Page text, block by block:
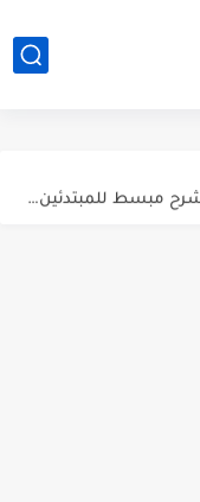
modal verbs بالانجليزي: قواعد الاستخدام مع أمثلة